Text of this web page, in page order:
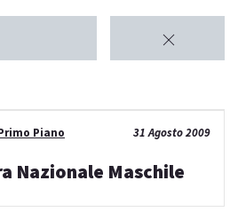
31 Agosto 2009
Piano
Nazionale Maschile